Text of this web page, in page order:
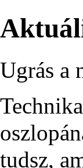
Ugrás a
tudsz,